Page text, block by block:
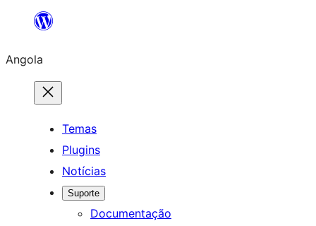
Saltar
o
conteúdo
Angola
Temas
Plugins
Notícias
Suporte
Documentação